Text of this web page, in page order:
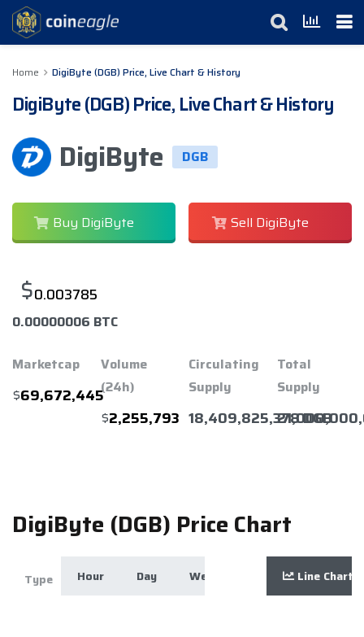
Home DigiByte (DGB) Price, Live Chart & History
DigiByte (DGB) Price, Live Chart & History
DigiByte DGB
Buy DigiByte Sell DigiByte
$0.003785
0.00000006 BTC
Marketcap
$69,672,445
Volume
(24h)
$2,255,793
Circulating
Supply
18,409,825,378 DGB
Total
Supply
DigiByte (DGB) Price Chart
Zoom Hour Day Week Month Year
Type Line Chart